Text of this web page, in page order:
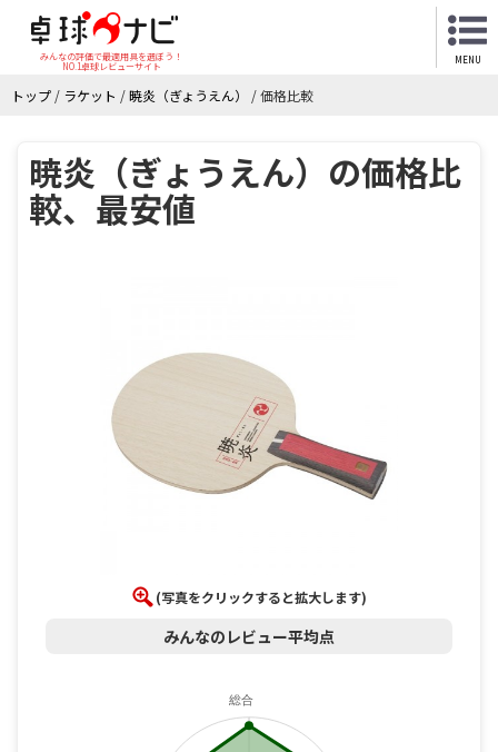
みんなの評価で最適用具を選ぼう！
NO.1卓球レビューサイト
MENU
トップ / ラケット /暁炎（ぎょうえん） /価格比較
暁炎（ぎょうえん）の価格比
較、最安値
(写真をクリックすると拡大します)
みんなのレビュー平均点
総合